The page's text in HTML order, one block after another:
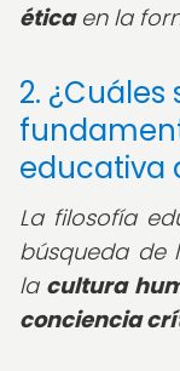
éticaen la
2. ¿Cuáles
educativa
La filosofía
búsqueda de
la cultura
conciencia